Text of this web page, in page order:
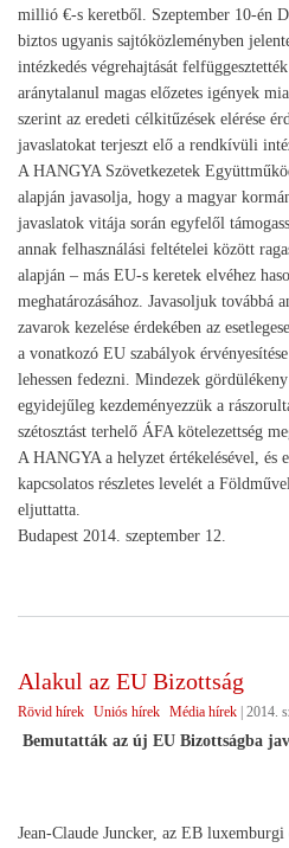
millió €-s keretből. Szeptember 10-én
biztos ugyanis sajtóközleményben
intézkedés végrehajtását
aránytalanul magas előzetes igények
szerint az eredeti célkitűzések elérése
javaslatokat terjeszt elő a rendkívüli
A HANGYA Szövetkezetek
alapján javasolja, hogy a magyar
javaslatok vitája során egyfelől
annak felhasználási feltételei között
alapján – más EU-s keretek elvéhez
meghatározásához. Javasoljuk továbbá
zavarok kezelése érdekében az
a vonatkozó EU szabályok
lehessen fedezni. Mindezek
egyidejűleg kezdeményezzük a
szétosztást terhelő ÁFA kötelezettség
A HANGYA a helyzet értékelésével, és
kapcsolatos részletes levelét a
eljuttatta.
Budapest 2014. szeptember 12.
Alakul az EU Bizottság
Rövid hírek Uniós hírek Média hírek 2014.
Bemutatták az új EU Bizottságba
Jean-Claude Juncker, az EB